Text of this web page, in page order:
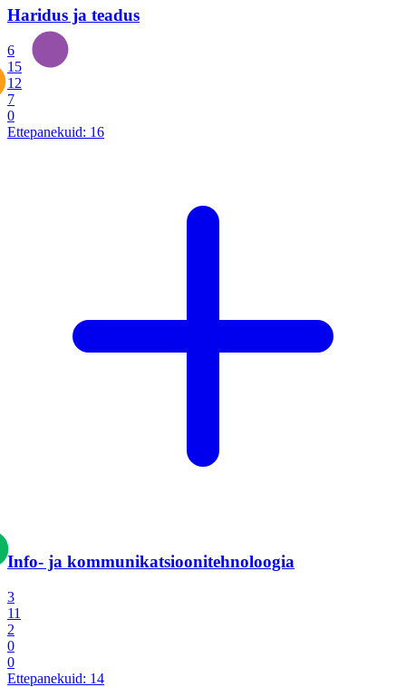
Haridus ja teadus
6
15
12
7
0
Ettepanekuid: 16
Info- ja kommunikatsiooni­tehnoloogia
3
11
2
0
0
Ettepanekuid: 14